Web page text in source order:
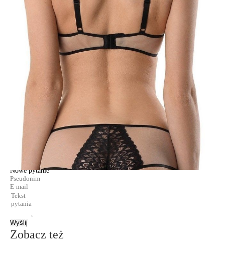
Dzięki cielistemu odcieniu siateczka zdaje się znikać na ciele,
podkreślając koronkowe detale i płynne linie sylwetki.
Cechy modelu:
- formowana miseczka push-up,
- krawędź miseczki płynnie przechodzi w pasek, podkreślając fason,
- ramiączka odpinane na plecach z możliwością ponownego zapięcia
1009010800350012
poliamid 55%; poliester 33%; elastan 12%
Udostępnij produkt
Podmiot odpowiedzialny
EuroTrade Tex Sp z o.o.
91-341, Łódź, Polska
+48 500-503-636
info@conteshop.pl
Ten produkt nie ma pytań Możesz zadać pytanie, klikając przycisk
Zadaj pytanie
Nowe pytanie
Wyślij
Zobacz też